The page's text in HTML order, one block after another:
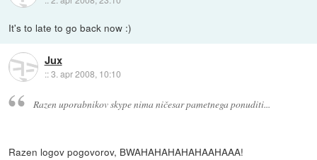
It's to late to go back now :)
Jux
::3. apr 2008, 10:10
Razen uporabnikov skype nima ničesar pametnega ponuditi...
Razen logov pogovorov, BWAHAHAHAHAHAAHAAA!